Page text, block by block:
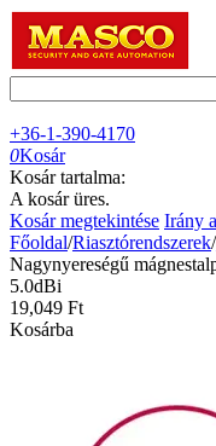
+36-1-390-4170
0Kosár
Kosár tartalma:
A kosár üres.
Kosár megtekintése Irány
Főoldal/Riasztórendszerek/
Nagynyereségű
5.0dBi
19,049 Ft
Kosárba